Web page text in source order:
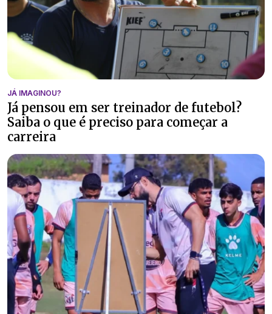
JÁ IMAGINOU?
Já pensou em ser treinador de futebol?
Saiba o que é preciso para começar a
carreira